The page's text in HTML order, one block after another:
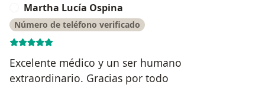
Martha Lucía Ospina
Número de teléfono verificado
Excelente médico y un ser humano
extraordinario. Gracias por todo